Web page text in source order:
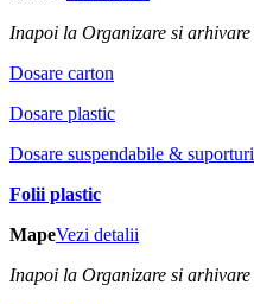
Inapoi la Organizare si arhivare
Dosare carton
Dosare plastic
Dosare suspendabile & suporturi
Folii plastic
MapeVezi detalii
Inapoi la Organizare si arhivare